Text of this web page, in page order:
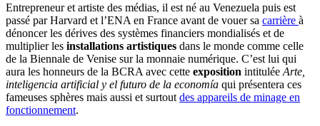
Entrepreneur et artiste des médias, il est né au Venezuela puis est
passé par Harvard et l’ENA en France avant de vouer sa carrière à
dénoncer les dérives des systèmes financiers mondialisés et de
multiplier les installations artistiques dans le monde comme celle
de la Biennale de Venise sur la monnaie numérique. C’est lui qui
aura les honneurs de la BCRA avec cette exposition intitulée Arte,
inteligencia artificial y el futuro de la economía qui présentera ces
fameuses sphères mais aussi et surtout des appareils de minage en
fonctionnement.